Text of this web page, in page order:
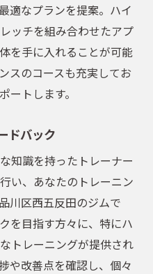
適なプランを提案。ハイ
ッチを組み合わせたアプ
を手に入れることが可能
スのコースも充実してお
ートします。
ドバック
知識を持ったトレーナー
い、あなたのトレーニン
川区西五反田のジムで
を目指す方々に、特にハ
トレーニングが提供され
や改善点を確認し、個々